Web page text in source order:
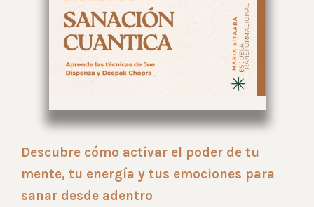
Descubre cómo activar el poder de tu
mente, tu energía y tus emociones para
sanar desde adentro